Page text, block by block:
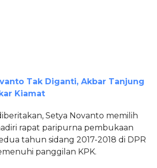
Tak Diganti, Akbar Tanjung
Kiamat
Setya Novanto memilih
rapat paripurna pembukaan
tahun sidang 2017-2018 di DPR
panggilan KPK.